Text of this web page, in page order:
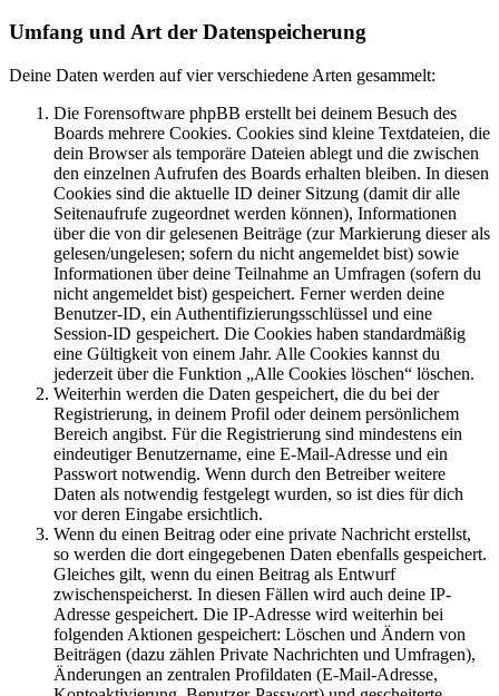
Umfang und Art der Datenspeicherung
Deine Daten werden auf vier verschiedene Arten gesammelt:
Die Forensoftware phpBB erstellt bei deinem Besuch des
Boards mehrere Cookies. Cookies sind kleine Textdateien, die
dein Browser als temporäre Dateien ablegt und die zwischen
den einzelnen Aufrufen des Boards erhalten bleiben. In diesen
Cookies sind die aktuelle ID deiner Sitzung (damit dir alle
Seitenaufrufe zugeordnet werden können), Informationen
über die von dir gelesenen Beiträge (zur Markierung dieser als
gelesen/ungelesen; sofern du nicht angemeldet bist) sowie
Informationen über deine Teilnahme an Umfragen (sofern du
nicht angemeldet bist) gespeichert. Ferner werden deine
Benutzer-ID, ein Authentifizierungsschlüssel und eine
Session-ID gespeichert. Die Cookies haben standardmäßig
eine Gültigkeit von einem Jahr. Alle Cookies kannst du
jederzeit über die Funktion „Alle Cookies löschen“ löschen.
Weiterhin werden die Daten gespeichert, die du bei der
Registrierung, in deinem Profil oder deinem persönlichem
Bereich angibst. Für die Registrierung sind mindestens ein
eindeutiger Benutzername, eine E-Mail-Adresse und ein
Passwort notwendig. Wenn durch den Betreiber weitere
Daten als notwendig festgelegt wurden, so ist dies für dich
vor deren Eingabe ersichtlich.
Wenn du einen Beitrag oder eine private Nachricht erstellst,
so werden die dort eingegebenen Daten ebenfalls gespeichert.
Gleiches gilt, wenn du einen Beitrag als Entwurf
zwischenspeicherst. In diesen Fällen wird auch deine IP-
Adresse gespeichert. Die IP-Adresse wird weiterhin bei
folgenden Aktionen gespeichert: Löschen und Ändern von
Beiträgen (dazu zählen Private Nachrichten und Umfragen),
Änderungen an zentralen Profildaten (E-Mail-Adresse,